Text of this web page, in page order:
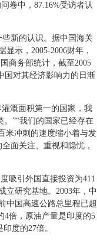
卷中，87.16%受访者认
新的认识。据中国海关
示，2005-2006财年，
商务部统计，截至2005
国对其经济影响力的日渐
溉面积第一的国家，我
”“我们的国家已经存在
米冲刺的速度缩小着与发
面关注、重视和隐忧，
吸引外国直接投资为411
立研究基地。2003年，中
中国高速公路总里程已超
4倍，原油产量是印度的5
度的27倍。